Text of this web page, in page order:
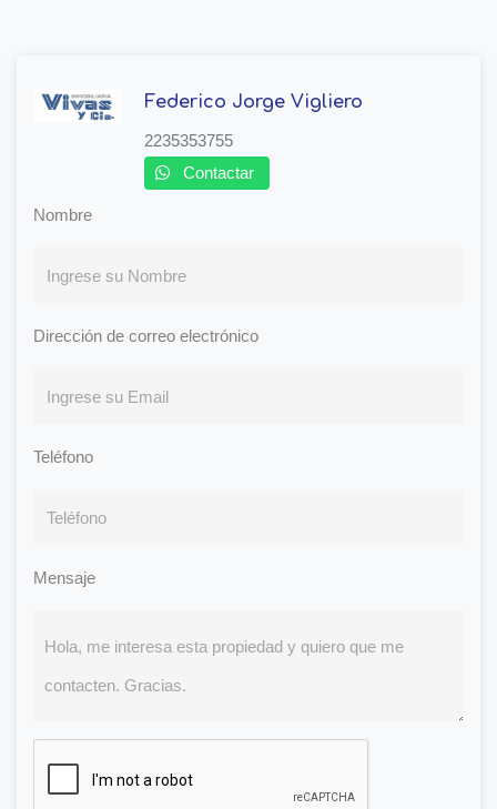
Federico Jorge Vigliero
2235353755
Contactar
Nombre
Dirección de correo electrónico
Teléfono
Mensaje